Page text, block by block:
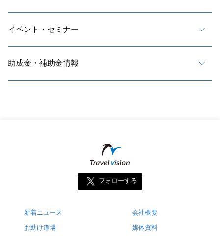
イベント・セミナー
助成金・補助金情報
フォローする
新着ニュース
お助け道場
会社概要
媒体資料